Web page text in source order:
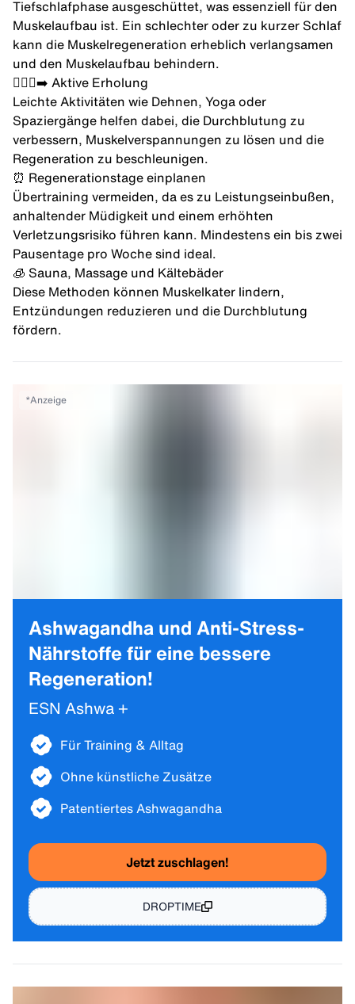
Tiefschlafphase ausgeschüttet, was essenziell für den
Muskelaufbau ist. Ein schlechter oder zu kurzer Schlaf
kann die Muskelregeneration erheblich verlangsamen
und den Muskelaufbau behindern.
🏃🏽‍♂️‍➡️ Aktive Erholung
Leichte Aktivitäten wie Dehnen, Yoga oder
Spaziergänge helfen dabei, die Durchblutung zu
verbessern, Muskelverspannungen zu lösen und die
Regeneration zu beschleunigen.
⏰ Regenerationstage einplanen
Übertraining vermeiden, da es zu Leistungseinbußen,
anhaltender Müdigkeit und einem erhöhten
Verletzungsrisiko führen kann. Mindestens ein bis zwei
Pausentage pro Woche sind ideal.
🧊 Sauna, Massage und Kältebäder
Diese Methoden können Muskelkater lindern,
Entzündungen reduzieren und die Durchblutung
fördern.
*Anzeige
Ashwagandha und Anti-Stress-
Nährstoffe für eine bessere
Regeneration!
ESN Ashwa +
Für Training & Alltag
Ohne künstliche Zusätze
Patentiertes Ashwagandha
Jetzt zuschlagen!
DROPTIME